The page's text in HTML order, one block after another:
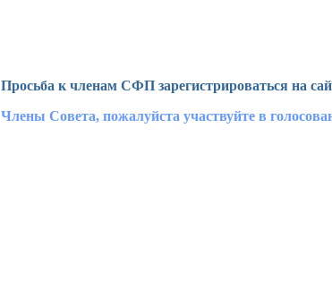
Просьба к членам СФП зарегистрироваться на
Члены Совета, пожалуйста участвуйте в